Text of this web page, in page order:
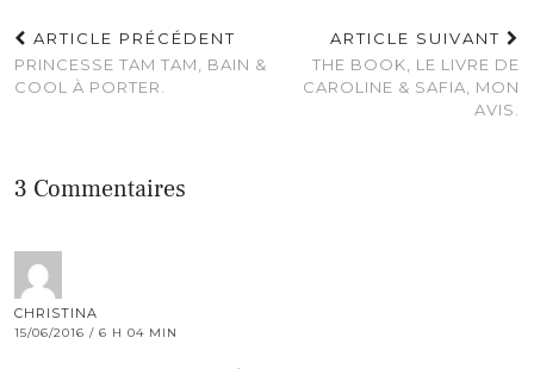
ARTICLE PRÉCÉDENT
PRINCESSE TAM TAM, BAIN &
COOL À PORTER.
ARTICLE SUIVANT
THE BOOK, LE LIVRE DE
CAROLINE & SAFIA, MON
AVIS.
3 Commentaires
CHRISTINA
15/06/2016 / 6 H 04 MIN